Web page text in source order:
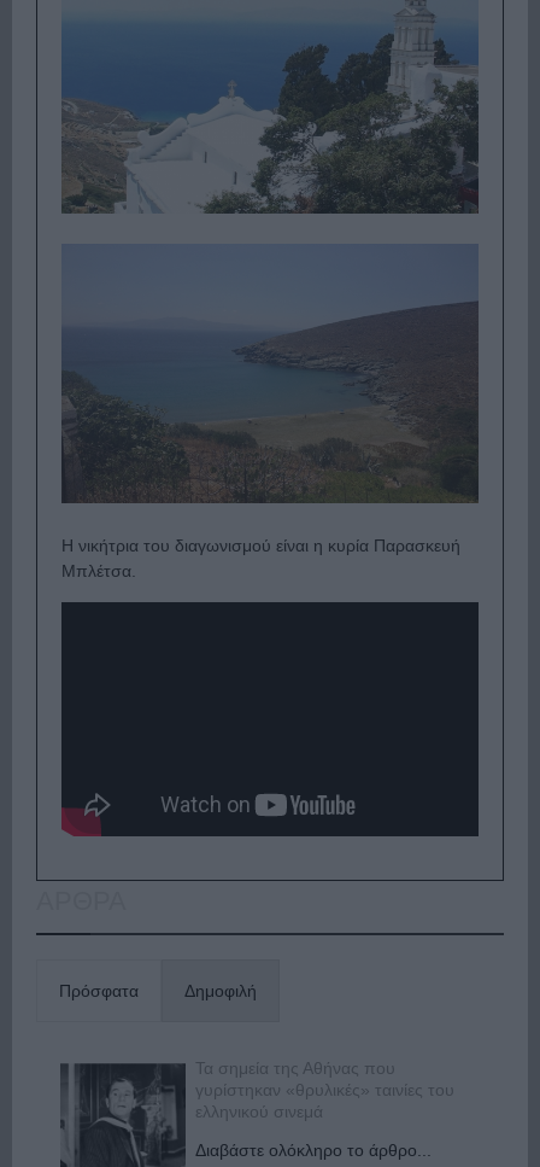
H νικήτρια του διαγωνισμού είναι η κυρία Παρασκευή
Μπλέτσα.
Πρόσφατα Δημοφιλή
Τα σημεία της Αθήνας που
γυρίστηκαν «θρυλικές» ταινίες του
ελληνικού σινεμά
Διαβάστε ολόκληρο το άρθρο...